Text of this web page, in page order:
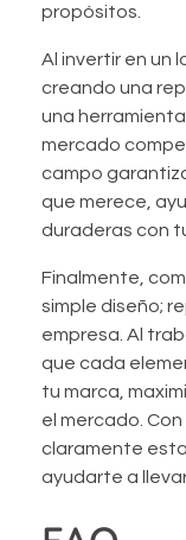
propósitos.
Al invertir en un
creando una
una
mercado
campo
que merece,
duraderas con
Finalmente,
simple diseño;
empresa. Al
que cada
tu marca,
el mercado. Con
claramente
ayudarte a